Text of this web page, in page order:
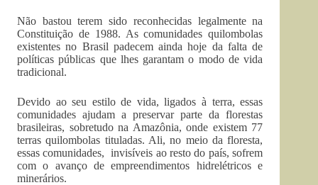
Não bastou terem sido reconhecidas legalmente na
Constituição de 1988. As comunidades quilombolas
existentes no Brasil padecem ainda hoje da falta de
políticas públicas que lhes garantam o modo de vida
tradicional.
Devido ao seu estilo de vida, ligados à terra, essas
comunidades ajudam a preservar parte da florestas
brasileiras, sobretudo na Amazônia, onde existem 77
terras quilombolas tituladas. Ali, no meio da floresta,
essas comunidades, invisíveis ao resto do país, sofrem
com o avanço de empreendimentos hidrelétricos e
minerários.